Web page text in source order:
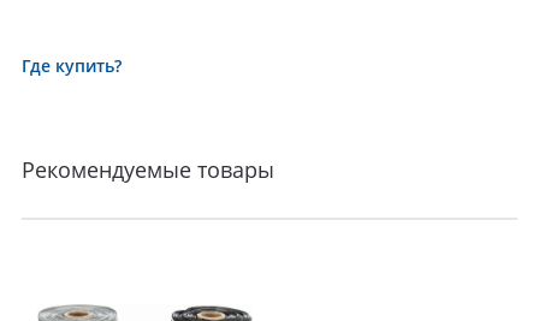
Где купить?
Рекомендуемые товары